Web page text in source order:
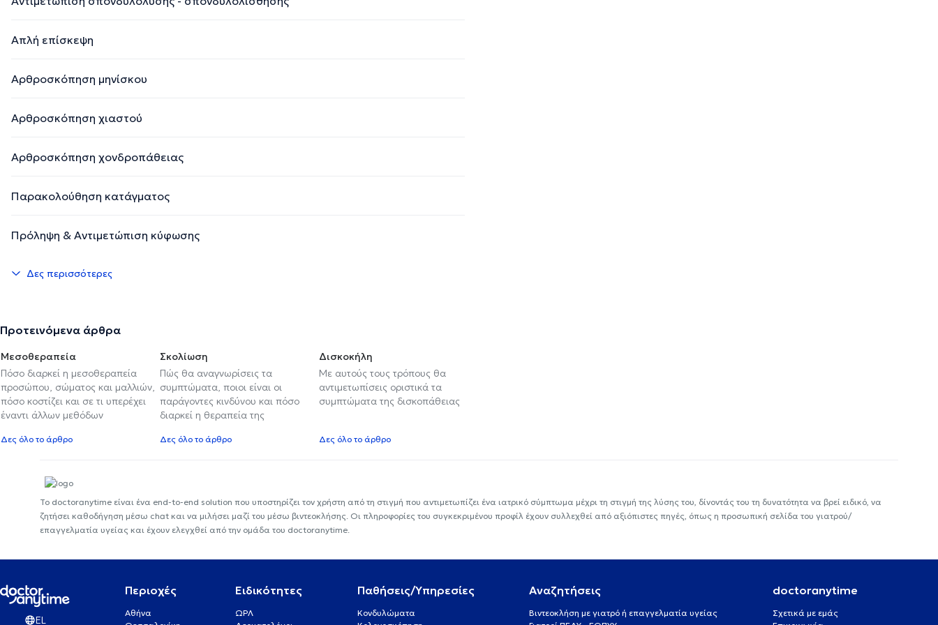
Απλή επίσκεψη
Αρθροσκόπηση μηνίσκου
Αρθροσκόπηση χιαστού
Αρθροσκόπηση χονδροπάθειας
Παρακολούθηση κατάγματος
Πρόληψη & Αντιμετώπιση κύφωσης
Δες περισσότερες
Προτεινόμενα άρθρα
Μεσοθεραπεία
Πόσο διαρκεί η μεσοθεραπεία
προσώπου, σώματος και μαλλιών,
πόσο κοστίζει και σε τι υπερέχει
έναντι άλλων μεθόδων
Δες όλο το άρθρο
Σκολίωση
Πώς θα αναγνωρίσεις τα
συμπτώματα, ποιοι είναι οι
παράγοντες κινδύνου και πόσο
διαρκεί η θεραπεία της
Δες όλο το άρθρο
Δισκοκήλη
Με αυτούς τους τρόπους θα
αντιμετωπίσεις οριστικά τα
συμπτώματα της δισκοπάθειας
Δες όλο το άρθρο
Το doctoranytime είναι ένα end-to-end solution που υποστηρίζει τον χρήστη από τη στιγμή που αντιμετωπίζει ένα ιατρικό σύμπτωμα μέχρι τη στιγμή της λύσης του, δίνοντάς του τη δυνατότητα να βρεί ειδικό, να
ζητήσει καθοδήγηση μέσω chat και να μιλήσει μαζί του μέσω βιντεοκλήσης. Οι πληροφορίες του συγκεκριμένου προφίλ έχουν συλλεχθεί από αξιόπιστες πηγές, όπως η προσωπική σελίδα του γιατρού/
επαγγελματία υγείας και έχουν ελεγχθεί από την ομάδα του doctoranytime.
EL
Περιοχές
Αθήνα
Ειδικότητες
ΩΡΛ
Παθήσεις/Υπηρεσίες
Κονδυλώματα
Αναζητήσεις
Βιντεοκλήση με γιατρό ή επαγγελματία υγείας
doctoranytime
Σχετικά με εμάς